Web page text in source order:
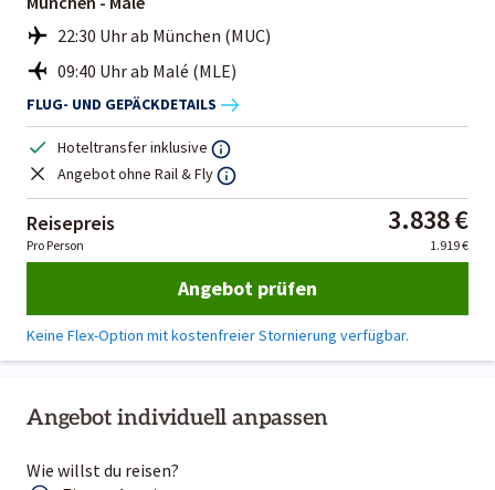
Angebot individuell anpassen
Wie willst du reisen?
22:30 Uhr ab München (MUC)
09:40 Uhr ab Malé (MLE)
FLUG- UND GEPÄCKDETAILS
Hoteltransfer inklusive
Angebot ohne Rail & Fly
Reisepreis 3.838 €
Pro Person 1.919 €
Angebot prüfen
Keine Flex-Option mit kostenfreier Stornierung verfügbar.